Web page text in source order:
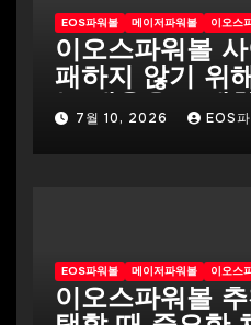
EOS파워볼 메이저파워볼 이오스
이오스파워볼
패하지 않기 위
는 내용을 소개
7월 10, 2026 EOS
EOS파워볼 메이저파워볼 이오스
이오스파워볼